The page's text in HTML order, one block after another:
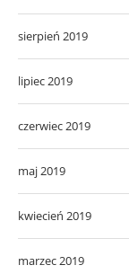
sierpień 2019
lipiec 2019
czerwiec 2019
maj 2019
kwiecień 2019
marzec 2019